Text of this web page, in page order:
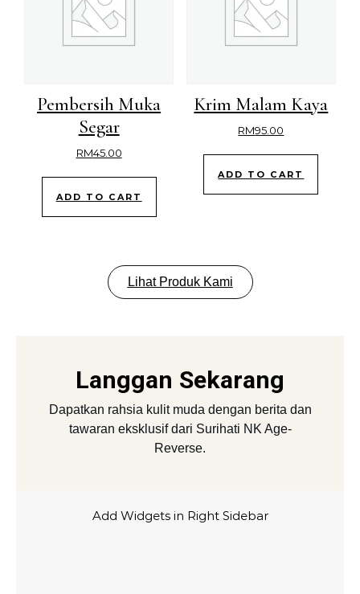
Pembersih Muka
Segar
RM45.00
ADD TO CART
Krim Malam Kaya
RM95.00
ADD TO CART
Lihat Produk Kami
Langgan Sekarang
Dapatkan rahsia kulit muda dengan berita dan
tawaran eksklusif dari Surihati NK Age-
Reverse.
Add Widgets in Right Sidebar